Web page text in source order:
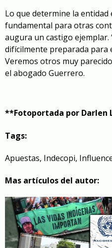
Lo que determine la entidad
fundamental para otras
augura un castigo
difícilmente preparada para
Veremos otros muy
el abogado Guerrero.
**Fotoportada por Darlen
Tags:
Apuestas, Indecopi,
Mas artículos del autor: